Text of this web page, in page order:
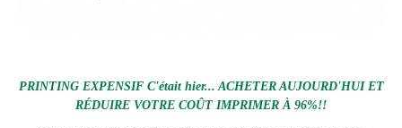
PRINTING EXPENSIF C'était hier... ACHETER AUJOURD'HUI ET
RÉDUIRE VOTRE COÛT IMPRIMER À 96%!!